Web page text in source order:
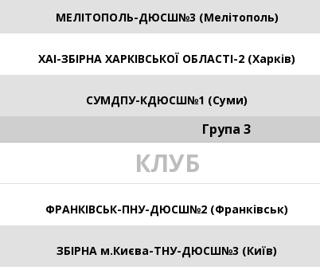
МЕЛІТОПОЛЬ-ДЮСШ№3 (Мелітополь)
ХАІ-ЗБІРНА ХАРКІВСЬКОЇ ОБЛАСТІ-2 (Харків)
СУМДПУ-КДЮСШ№1 (Суми)
Група 3
КЛУБ
ФРАНКІВСЬК-ПНУ-ДЮСШ№2 (Франківськ)
ЗБІРНА м.Києва-ТНУ-ДЮСШ№3 (Київ)